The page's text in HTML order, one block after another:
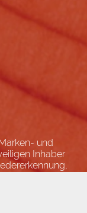
und
Inhaber